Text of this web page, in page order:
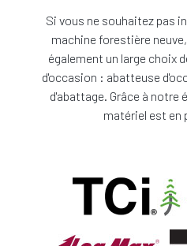
Si vous ne souhaitez pas
machine forestière
également un large choix
d'occasion : abatteuse
d'abattage. Grâce à notre
matériel est en